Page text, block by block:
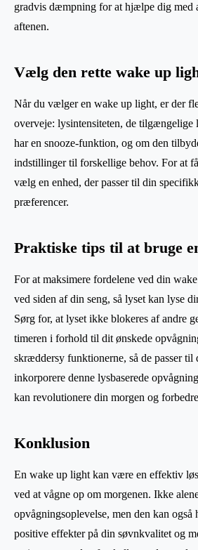
gradvis dæmpning for at hjælpe dig med
aftenen.
Vælg den rette wake up
Når du vælger en wake up light, er der
overveje: lysintensiteten, de tilgængelige
har en snooze-funktion, og om den
indstillinger til forskellige behov. For at få
vælg en enhed, der passer til din
præferencer.
Praktiske tips til at bruge
For at maksimere fordelene ved din
ved siden af din seng, så lyset kan lyse
Sørg for, at lyset ikke blokeres af andre
timeren i forhold til dit ønskede
skræddersy funktionerne, så de passer
inkorporere denne lysbaserede
kan revolutionere din morgen og
Konklusion
En wake up light kan være en effektiv
ved at vågne op om morgenen. Ikke
opvågningsoplevelse, men den kan også
positive effekter på din søvnkvalitet og